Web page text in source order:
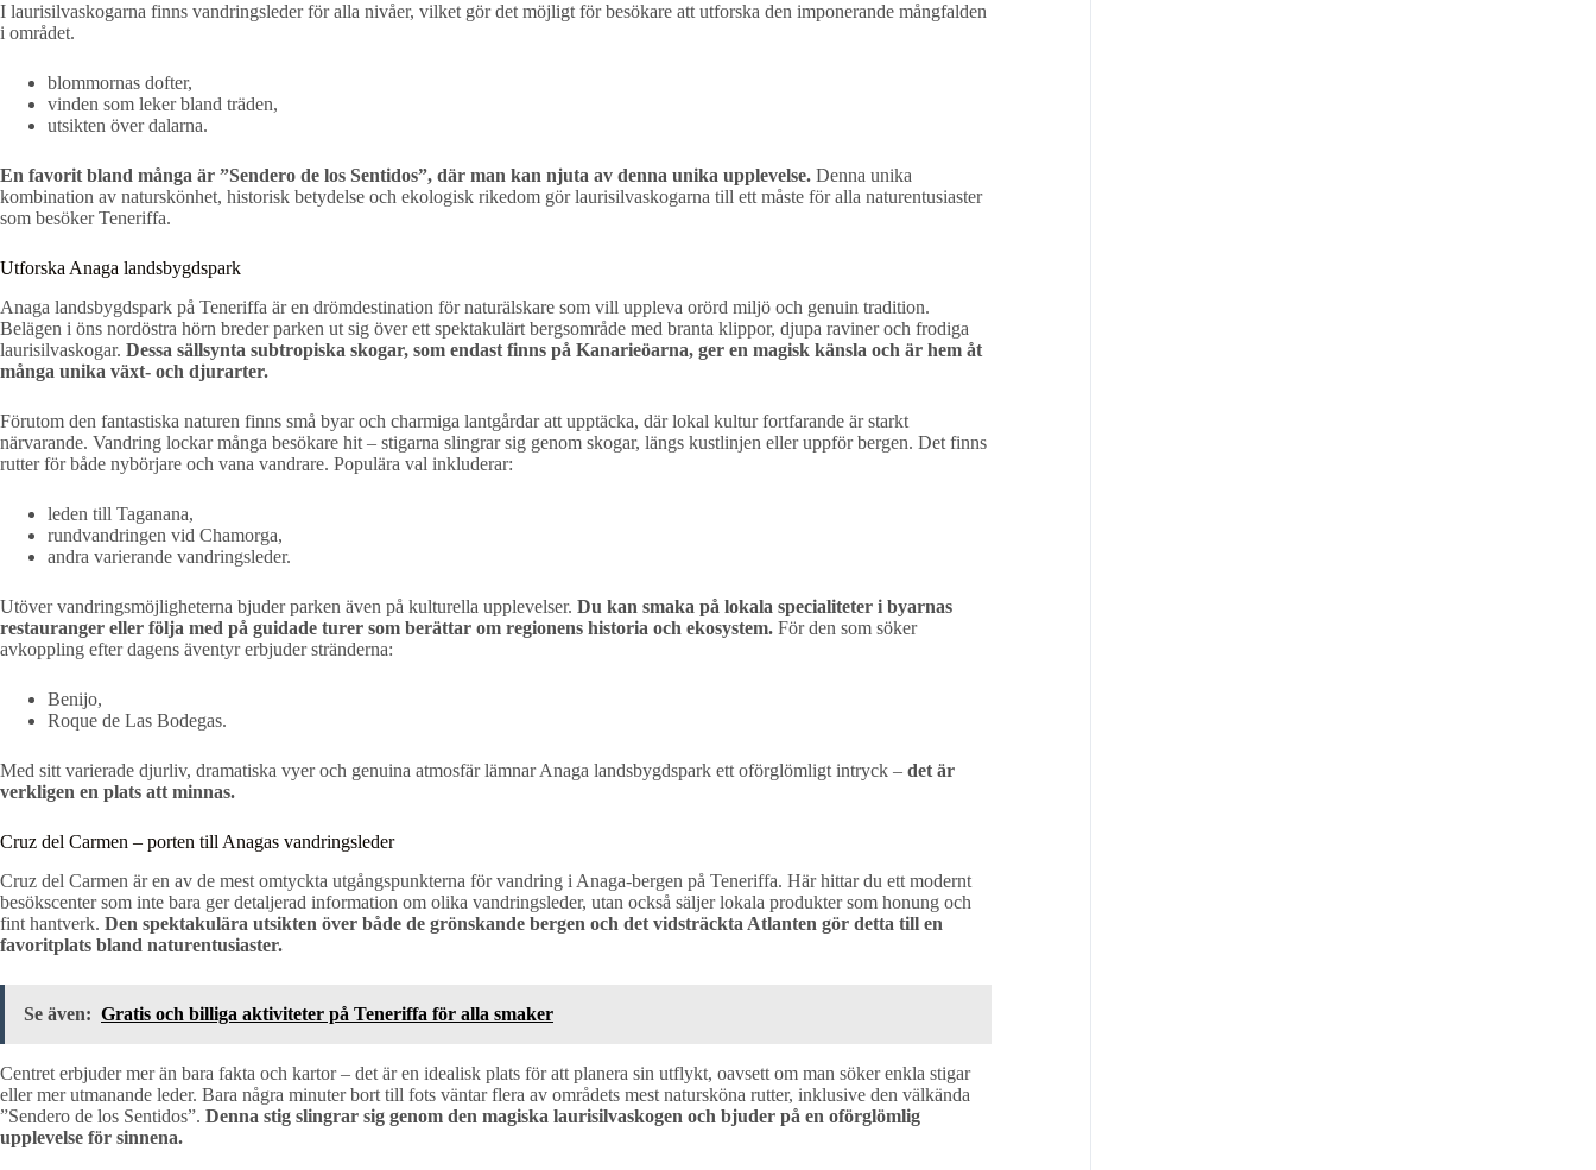
I laurisilvaskogarna finns vandringsleder för alla nivåer, vilket gör det möjligt för besökare att utforska den imponerande mångfalden
i området.
blommornas dofter,
vinden som leker bland träden,
utsikten över dalarna.
En favorit bland många är ”Sendero de los Sentidos”, där man kan njuta av denna unika upplevelse. Denna unika
kombination av naturskönhet, historisk betydelse och ekologisk rikedom gör laurisilvaskogarna till ett måste för alla naturentusiaster
som besöker Teneriffa.
Utforska Anaga landsbygdspark
Anaga landsbygdspark på Teneriffa är en drömdestination för naturälskare som vill uppleva orörd miljö och genuin tradition.
Belägen i öns nordöstra hörn breder parken ut sig över ett spektakulärt bergsområde med branta klippor, djupa raviner och frodiga
laurisilvaskogar. Dessa sällsynta subtropiska skogar, som endast finns på Kanarieöarna, ger en magisk känsla och är hem åt
många unika växt- och djurarter.
Förutom den fantastiska naturen finns små byar och charmiga lantgårdar att upptäcka, där lokal kultur fortfarande är starkt
närvarande. Vandring lockar många besökare hit – stigarna slingrar sig genom skogar, längs kustlinjen eller uppför bergen. Det finns
rutter för både nybörjare och vana vandrare. Populära val inkluderar:
leden till Taganana,
rundvandringen vid Chamorga,
andra varierande vandringsleder.
Utöver vandringsmöjligheterna bjuder parken även på kulturella upplevelser. Du kan smaka på lokala specialiteter i byarnas
restauranger eller följa med på guidade turer som berättar om regionens historia och ekosystem. För den som söker
avkoppling efter dagens äventyr erbjuder stränderna:
Benijo,
Roque de Las Bodegas.
Med sitt varierade djurliv, dramatiska vyer och genuina atmosfär lämnar Anaga landsbygdspark ett oförglömligt intryck – det är
verkligen en plats att minnas.
Cruz del Carmen – porten till Anagas vandringsleder
Cruz del Carmen är en av de mest omtyckta utgångspunkterna för vandring i Anaga-bergen på Teneriffa. Här hittar du ett modernt
besökscenter som inte bara ger detaljerad information om olika vandringsleder, utan också säljer lokala produkter som honung och
fint hantverk. Den spektakulära utsikten över både de grönskande bergen och det vidsträckta Atlanten gör detta till en
favoritplats bland naturentusiaster.
Se även: Gratis och billiga aktiviteter på Teneriffa för alla smaker
Centret erbjuder mer än bara fakta och kartor – det är en idealisk plats för att planera sin utflykt, oavsett om man söker enkla stigar
eller mer utmanande leder. Bara några minuter bort till fots väntar flera av områdets mest natursköna rutter, inklusive den välkända
”Sendero de los Sentidos”. Denna stig slingrar sig genom den magiska laurisilvaskogen och bjuder på en oförglömlig
upplevelse för sinnena.